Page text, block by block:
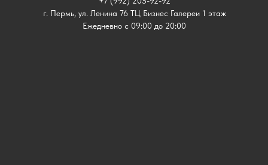
г. Пермь, ул. Ленина 76 ТЦ Бизнес Галереи 1 этаж
Ежедневно с 09:00 до 20:00